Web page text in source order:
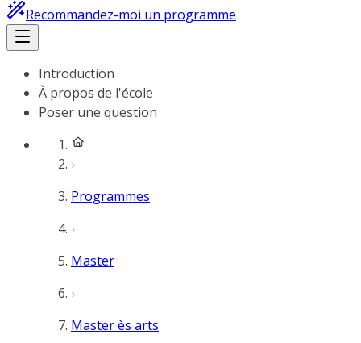
Recommandez-moi un programme
Introduction
À propos de l'école
Poser une question
Programmes
Master
Master ès arts